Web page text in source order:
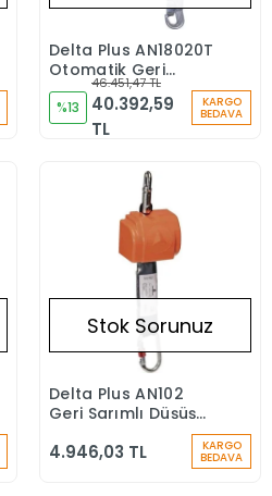
Stokta Yok
Delta Plus AN18020T
Otomatik Geri
Sarımlı Düşüş
Durdurucu
%13
46.451,47 TL
40.392,59
TL
KARGO
BEDAVA
Stokta Yok
Stok Sorunuz
Delta Plus AN102
Geri Sarımlı Düşüş
4.946,03 TL KARGO
BEDAVA